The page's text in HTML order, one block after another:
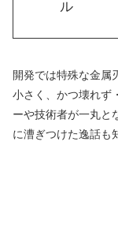
ル
開発では特殊な金属
小さく、かつ壊れず
ーや技術者が一丸と
に漕ぎつけた逸話も